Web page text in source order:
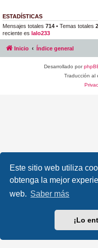
Este sitio web utiliza
obtenga la mejor
web. Saber más
¡Lo
ESTADÍSTICAS
Mensajes totales 714 • Temas totales
reciente es lalo233
Inicio Índice general
Desarrollado por
Traducción al